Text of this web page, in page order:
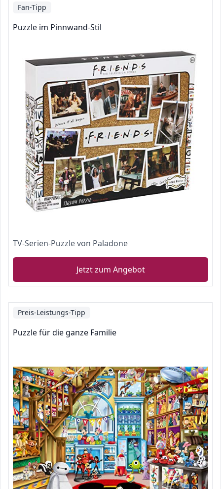
Fan-Tipp
Puzzle im Pinnwand-Stil
TV-Serien-Puzzle von Paladone
Jetzt zum Angebot
Preis-Leistungs-Tipp
Puzzle für die ganze Familie